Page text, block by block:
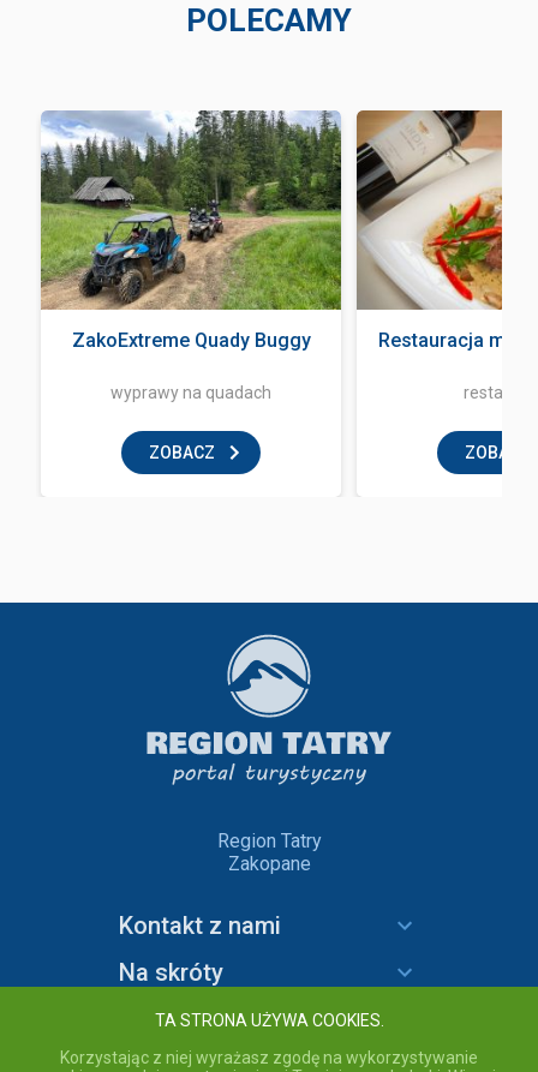
POLECAMY
ZakoExtreme Quady Buggy
wyprawy na quadach
ZOBACZ
Restauracja
ZOBACZ
Region Tatry
Zakopane
Kontakt z nami
Na skróty
Informacje
TA STRONA UŻYWA COOKIES.
Korzystając z niej wyrażasz zgodę na wykorzystywanie